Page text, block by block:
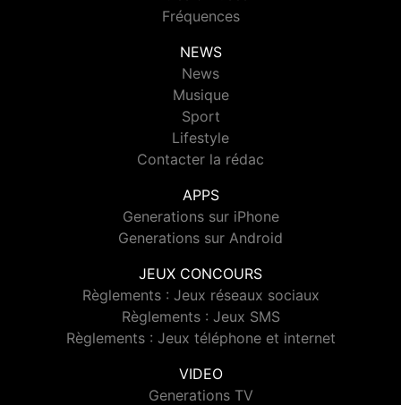
Fréquences
NEWS
News
Musique
Sport
Lifestyle
Contacter la rédac
APPS
Generations sur iPhone
Generations sur Android
JEUX CONCOURS
Règlements : Jeux réseaux sociaux
Règlements : Jeux SMS
Règlements : Jeux téléphone et internet
VIDEO
Generations TV